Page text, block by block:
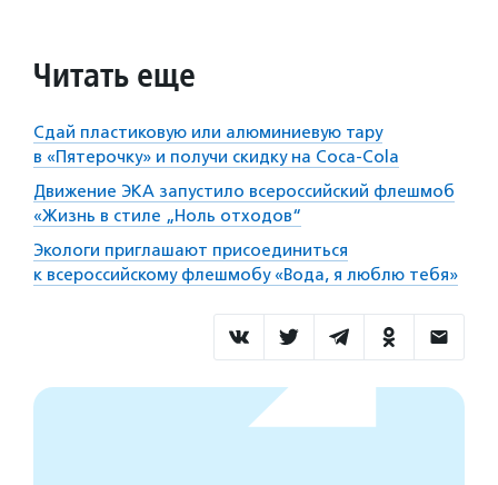
Читать еще
Сдай пластиковую или алюминиевую тару
в «Пятерочку» и получи скидку на Coca-Cola
Движение ЭКА запустило всероссийский флешмоб
«Жизнь в стиле „Ноль отходов“
Экологи приглашают присоединиться
к всероссийскому флешмобу «Вода, я люблю тебя»